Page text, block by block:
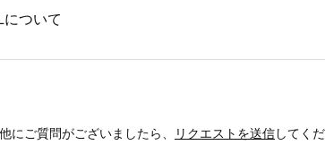
ついて
他にご質問がございましたら、 リクエストを送信してく